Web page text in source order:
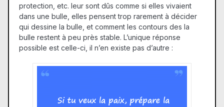
protection, etc. leur sont dûs comme si elles vivaient
dans une bulle, elles pensent trop rarement à décider
qui dessine la bulle, et comment les contours des la
bulle restent à peu près stable. L’unique réponse
possible est celle-ci, il n’en existe pas d’autre :